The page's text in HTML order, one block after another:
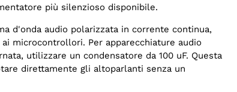
più silenzioso disponibile.
d'onda audio polarizzata in corrente continua,
microcontrollori. Per apparecchiature audio
utilizzare un condensatore da 100 uF. Questa
direttamente gli altoparlanti senza un